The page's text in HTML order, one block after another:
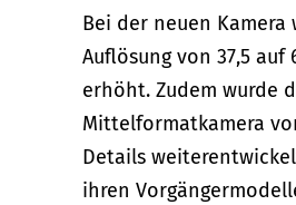
Bei der neuen Kamera
Auflösung von 37,5 auf
erhöht. Zudem wurde
Mittelformatkamera
Details
ihren